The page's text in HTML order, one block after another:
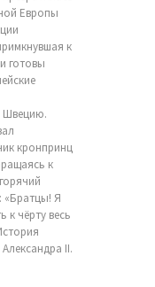
Европы
к
готовы
Швецию.
кронпринц
к
«Братцы! Я
к чёрту весь
II.